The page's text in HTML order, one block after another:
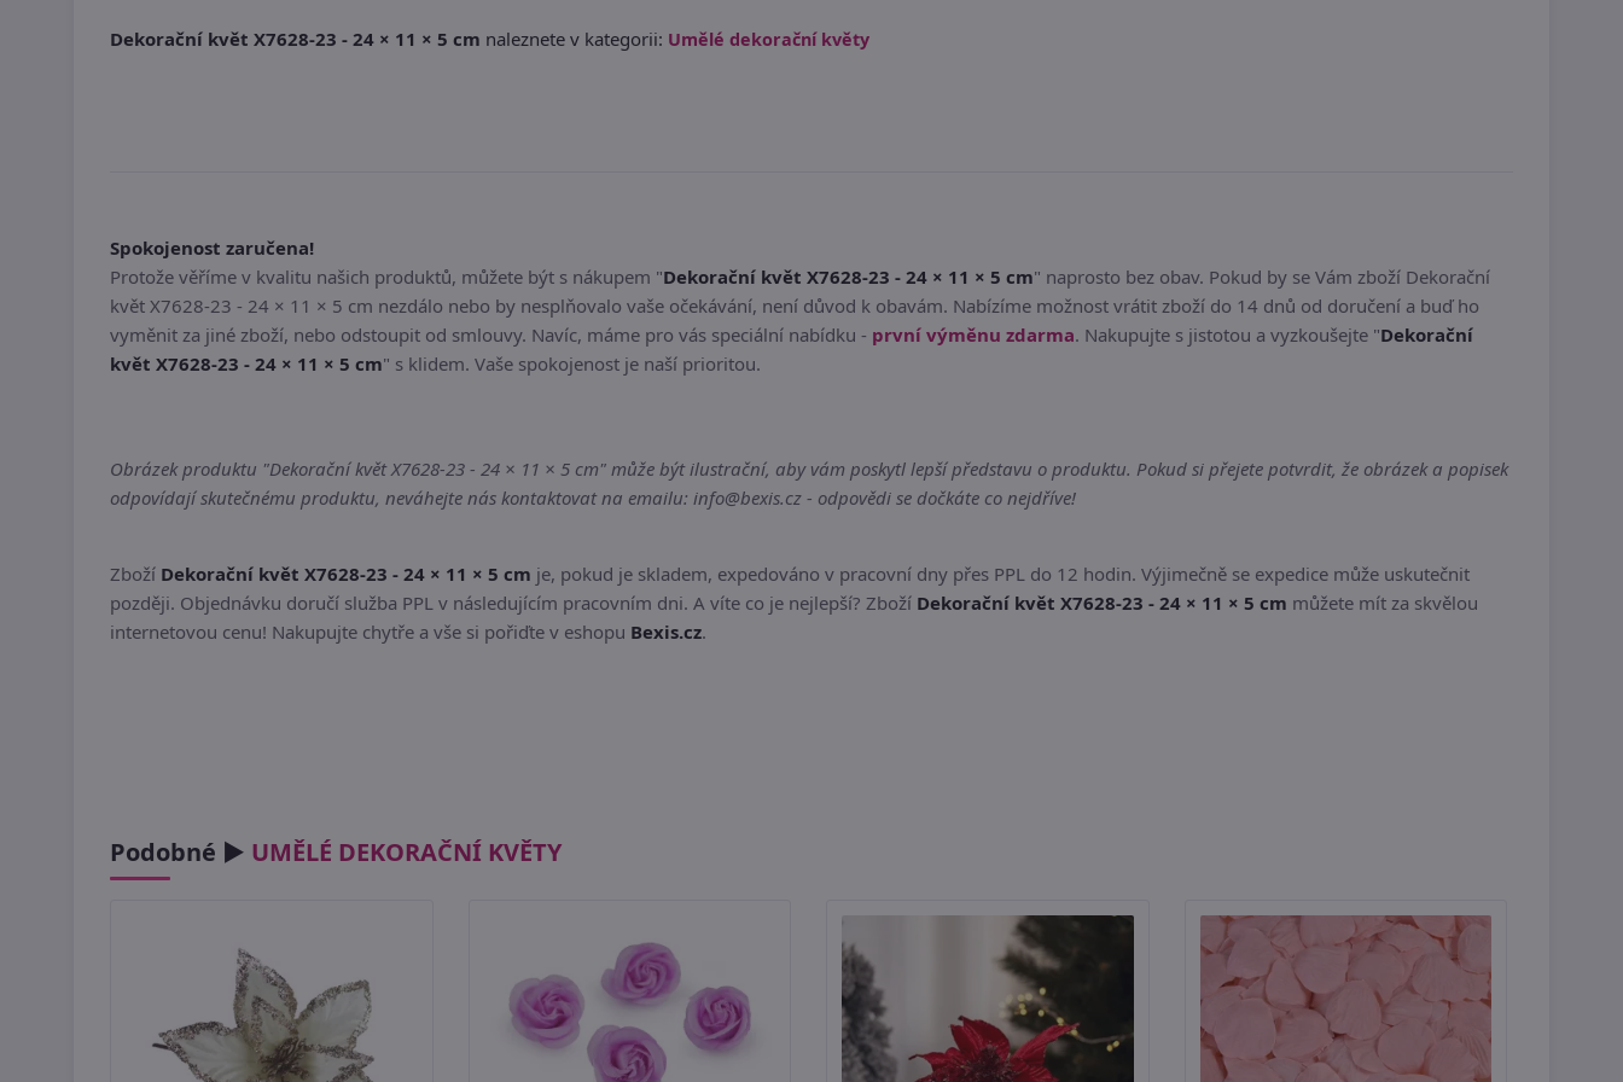
Dekorační květ X7628-23 - 24 × 11 × 5 cm naleznete v kategorii: Umělé dekorační květy
Spokojenost zaručena!
Protože věříme v kvalitu našich produktů, můžete být s nákupem "Dekorační květ X7628-23 - 24 × 11 × 5 cm" naprosto bez obav. Pokud by se Vám zboží Dekorační
květ X7628-23 - 24 × 11 × 5 cm nezdálo nebo by nesplňovalo vaše očekávání, není důvod k obavám. Nabízíme možnost vrátit zboží do 14 dnů od doručení a buď ho
vyměnit za jiné zboží, nebo odstoupit od smlouvy. Navíc, máme pro vás speciální nabídku - první výměnu zdarma. Nakupujte s jistotou a vyzkoušejte "Dekorační
květ X7628-23 - 24 × 11 × 5 cm" s klidem. Vaše spokojenost je naší prioritou.
Obrázek produktu "Dekorační květ X7628-23 - 24 × 11 × 5 cm" může být ilustrační, aby vám poskytl lepší představu o produktu. Pokud si přejete potvrdit, že obrázek a popisek
odpovídají skutečnému produktu, neváhejte nás kontaktovat na emailu: info@bexis.cz - odpovědi se dočkáte co nejdříve!
Zboží Dekorační květ X7628-23 - 24 × 11 × 5 cm je, pokud je skladem, expedováno v pracovní dny přes PPL do 12 hodin. Výjimečně se expedice může uskutečnit
později. Objednávku doručí služba PPL v následujícím pracovním dni. A víte co je nejlepší? Zboží Dekorační květ X7628-23 - 24 × 11 × 5 cm můžete mít za skvělou
internetovou cenu! Nakupujte chytře a vše si pořiďte v eshopu Bexis.cz.
Podobné ► UMĚLÉ DEKORAČNÍ KVĚTY